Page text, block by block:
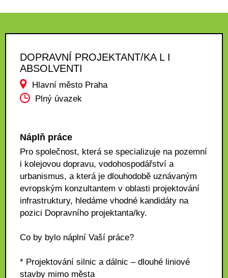
DOPRAVNÍ PROJEKTANT/KA L I
ABSOLVENTI
Hlavní město Praha
Plný úvazek
Náplň práce
Pro společnost, která se specializuje na pozemní
i kolejovou dopravu, vodohospodářství a
urbanismus, a která je dlouhodobě uznávaným
evropským konzultantem v oblasti projektování
infrastruktury, hledáme vhodné kandidáty na
pozici Dopravního projektanta/ky.
Co by bylo náplní Vaší práce?
* Projektování silnic a dálnic – dlouhé liniové
stavby mimo města